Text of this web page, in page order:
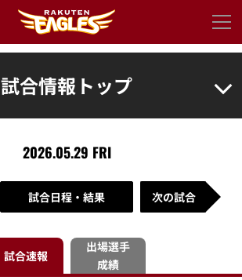
試合情報トップ
2026.05.29 FRI
試合日程・結果 次の試合
試合速報
出場選手
成績